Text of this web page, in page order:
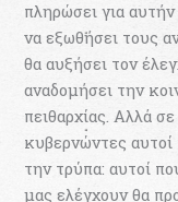
πληρώσει για
να εξωθήσει τους
θα αυξήσει τον
αναδομήσει την
πειθαρχίας. Αλλά
κυβερνώντες αυτοί
την τρύπα: αυτοί
μας ελέγχουν θα